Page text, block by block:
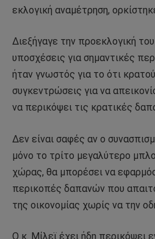
εκλογική αναμέτρηση,
Διεξήγαγε την προεκλογική
υποσχέσεις για σημαντικές
ήταν γνωστός για το ότι
συγκεντρώσεις για να
να περικόψει τις κρατικές
Δεν είναι σαφές αν ο
μόνο το τρίτο μεγαλύτερο
χώρας, θα μπορέσει να
περικοπές δαπανών που
της οικονομίας χωρίς να την
Ο κ. Μίλεϊ έχει ήδη περικόψει